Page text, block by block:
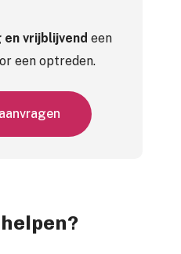
en vrijblijvend een
een optreden.
aanvragen